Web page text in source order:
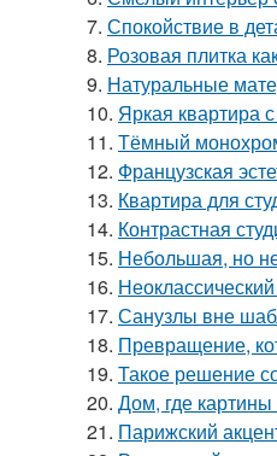
7. Спокойствие в
8. Розовая плитка
9. Натуральные
10. Яркая квартира
11. Тёмный
12. Французская
13. Квартира для
14. Контрастная
15. Небольшая, но
16.
17. Санузлы вне
18. Превращение,
19. Такое решение
20. Дом, где картины
21. Парижский